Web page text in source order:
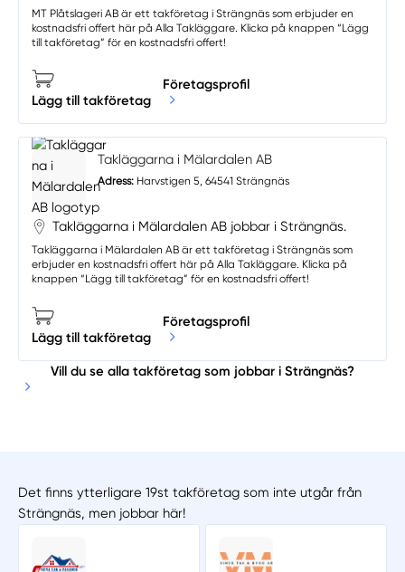
MT Plåtslageri AB är ett takföretag i Strängnäs som erbjuder en
kostnadsfri offert här på Alla Takläggare. Klicka på knappen “Lägg
till takföretag” för en kostnadsfri offert!
Lägg till takföretag
Företagsprofil
Takläggarna i Mälardalen AB
Adress: Harvstigen 5, 64541 Strängnäs
Takläggarna i Mälardalen AB jobbar i Strängnäs.
Takläggarna i Mälardalen AB är ett takföretag i Strängnäs som
erbjuder en kostnadsfri offert här på Alla Takläggare. Klicka på
knappen “Lägg till takföretag” för en kostnadsfri offert!
Lägg till takföretag
Företagsprofil
Vill du se alla takföretag som jobbar i Strängnäs?
Det finns ytterligare 19st takföretag som inte utgår från
Strängnäs, men jobbar här!